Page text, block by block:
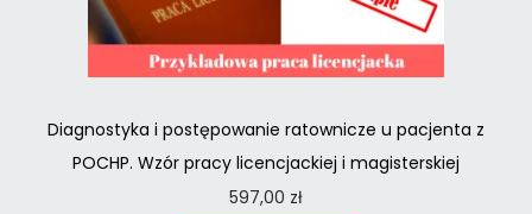
Diagnostyka i postępowanie ratownicze u pacjenta z
POCHP. Wzór pracy licencjackiej i magisterskiej
597,00 zł